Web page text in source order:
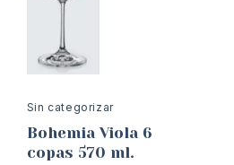
Sin categorizar
Bohemia Viola 6
copas 570 ml.